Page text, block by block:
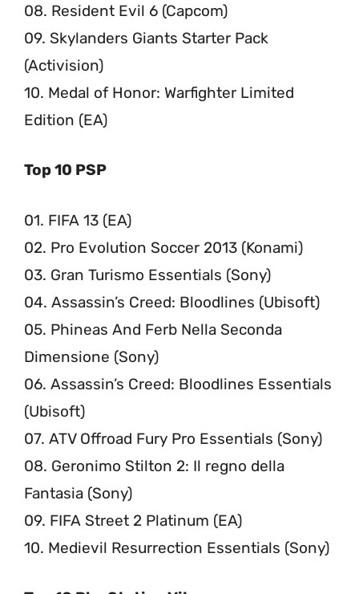
08. Resident Evil 6 (Capcom)
09. Skylanders Giants Starter Pack
(Activision)
10. Medal of Honor: Warfighter Limited
Edition (EA)
Top 10 PSP
01. FIFA 13 (EA)
02. Pro Evolution Soccer 2013 (Konami)
03. Gran Turismo Essentials (Sony)
04. Assassin’s Creed: Bloodlines (Ubisoft)
05. Phineas And Ferb Nella Seconda
Dimensione (Sony)
06. Assassin’s Creed: Bloodlines Essentials
(Ubisoft)
07. ATV Offroad Fury Pro Essentials (Sony)
08. Geronimo Stilton 2: Il regno della
Fantasia (Sony)
09. FIFA Street 2 Platinum (EA)
10. Medievil Resurrection Essentials (Sony)